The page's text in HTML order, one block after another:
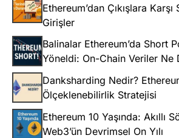
Ethereum’dan Çıkışlara
Girişler
Balinalar Ethereum’da Short
Yöneldi: On-Chain Veriler Ne
Danksharding Nedir?
Ölçeklenebilirlik Stratejisi
Ethereum 10 Yaşında: Akıllı
Web3’ün Devrimsel On Yılı